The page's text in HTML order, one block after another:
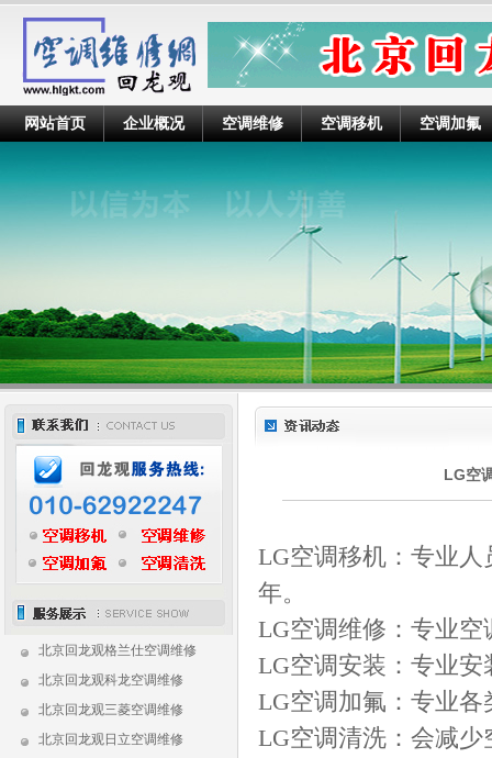
网站首页 企业概况 空调维修 空调移机 空调加氟
北京回龙观格兰仕空调维修
北京回龙观科龙空调维修
北京回龙观三菱空调维修
北京回龙观日立空调维修
LG空
LG空调移机：专业
年。
LG空调维修：专业
LG空调安装：专业
LG空调加氟：专业
LG空调清洗：会减